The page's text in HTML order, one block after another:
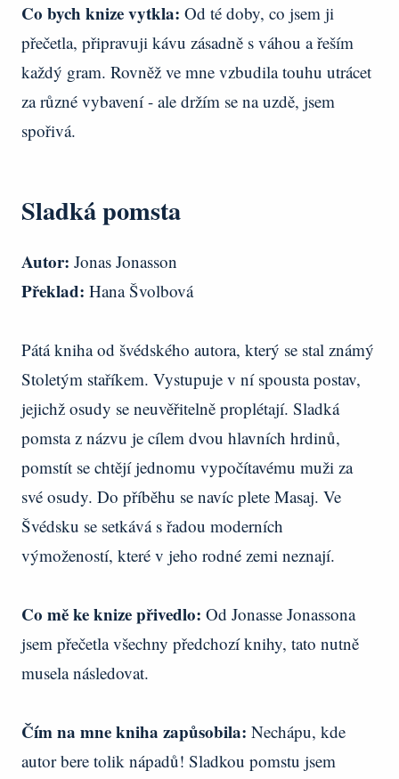
Co bych knize vytkla: Od té doby, co jsem ji
přečetla, připravuji kávu zásadně s váhou a řeším
každý gram. Rovněž ve mne vzbudila touhu utrácet
za různé vybavení - ale držím se na uzdě, jsem
spořivá.
Sladká pomsta
Autor: Jonas Jonasson
Překlad: Hana Švolbová
Pátá kniha od švédského autora, který se stal známý
Stoletým staříkem. Vystupuje v ní spousta postav,
jejichž osudy se neuvěřitelně proplétají. Sladká
pomsta z názvu je cílem dvou hlavních hrdinů,
pomstít se chtějí jednomu vypočítavému muži za
své osudy. Do příběhu se navíc plete Masaj. Ve
Švédsku se setkává s řadou moderních
výmožeností, které v jeho rodné zemi neznají.
Co mě ke knize přivedlo: Od Jonasse Jonassona
jsem přečetla všechny předchozí knihy, tato nutně
musela následovat.
Čím na mne kniha zapůsobila: Nechápu, kde
autor bere tolik nápadů! Sladkou pomstu jsem